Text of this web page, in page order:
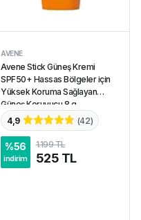
AVENE
Avene Stick Güneş Kremi
SPF50+ Hassas Bölgeler için
Yüksek Koruma Sağlayan
Güneş Koruyucu 8 g
4,9
(42)
%56
indirim
1.199 TL
525 TL